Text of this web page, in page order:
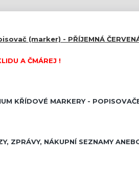
(marker) - PŘÍJEMNÁ
A ČMÁREJ !
KŘÍDOVÉ MARKERY -
ZPRÁVY, NÁKUPNÍ SEZNAMY